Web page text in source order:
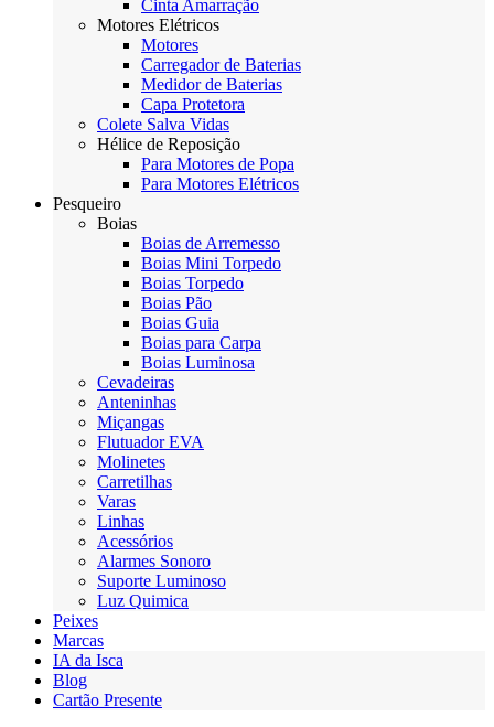
Cinta Amarração
Motores Elétricos
Motores
Carregador de Baterias
Medidor de Baterias
Capa Protetora
Colete Salva Vidas
Hélice de Reposição
Para Motores de Popa
Para Motores Elétricos
Pesqueiro
Boias
Boias de Arremesso
Boias Mini Torpedo
Boias Torpedo
Boias Pão
Boias Guia
Boias para Carpa
Boias Luminosa
Cevadeiras
Anteninhas
Miçangas
Flutuador EVA
Molinetes
Carretilhas
Varas
Linhas
Acessórios
Alarmes Sonoro
Suporte Luminoso
Luz Quimica
Peixes
Marcas
IA da Isca
Blog
Cartão Presente